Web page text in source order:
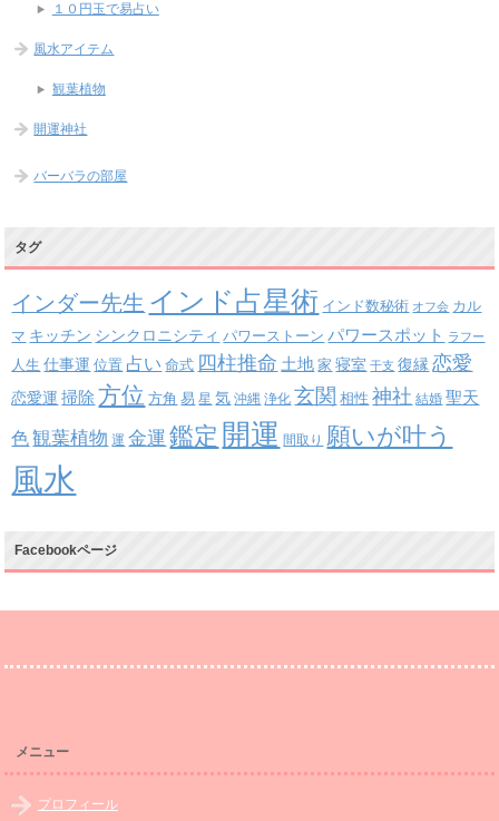
１０円玉で易占い
風水アイテム
観葉植物
開運神社
バーバラの部屋
タグ
インダー先生 インド占星術 インド数秘術 オフ会 カル
マ キッチン シンクロニシティ パワーストーン パワースポット ラフー
人生 仕事運 位置 占い 命式 四柱推命 土地 家 寝室 干支 復縁 恋愛
恋愛運 掃除 方位 方角 易 星 気 沖縄 浄化 玄関 相性 神社 結婚 聖天
色 観葉植物 運 金運 鑑定 開運 間取り 願いが叶う
風水
Facebookページ
メニュー
プロフィール